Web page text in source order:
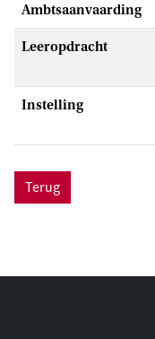
Ambtsaanvaarding
Leeropdracht
Instelling
Terug